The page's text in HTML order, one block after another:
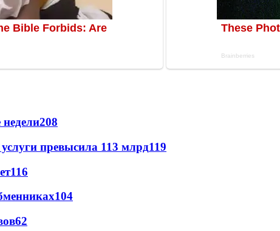
208
превысила 113 млрд119
116
104
62